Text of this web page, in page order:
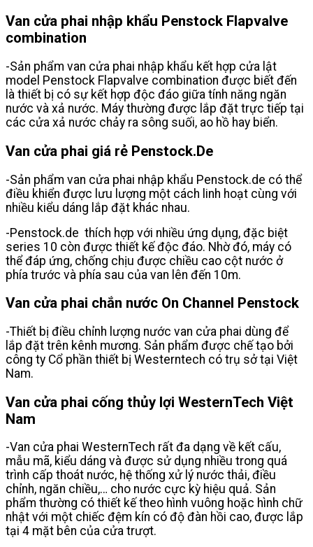
Van cửa phai nhập khẩu Penstock Flapvalve
combination
-Sản phẩm van cửa phai nhập khẩu kết hợp cửa lật
model Penstock Flapvalve combination được biết đến
là thiết bị có sự kết hợp độc đáo giữa tính năng ngăn
nước và xả nước. Máy thường được lắp đặt trực tiếp tại
các cửa xả nước chảy ra sông suối, ao hồ hay biển.
Van cửa phai giá rẻ Penstock.De
-Sản phẩm van cửa phai nhập khẩu Penstock.de có thể
điều khiển được lưu lượng một cách linh hoạt cùng với
nhiều kiểu dáng lắp đặt khác nhau.
-Penstock.de thích hợp với nhiều ứng dụng, đặc biệt
series 10 còn được thiết kế độc đáo. Nhờ đó, máy có
thể đáp ứng, chống chịu được chiều cao cột nước ở
phía trước và phía sau của van lên đến 10m.
Van cửa phai chắn nước On Channel Penstock
-Thiết bị điều chỉnh lượng nước van cửa phai dùng để
lắp đặt trên kênh mương. Sản phẩm được chế tạo bởi
công ty Cổ phần thiết bị Westerntech có trụ sở tại Việt
Nam.
Van cửa phai cống thủy lợi WesternTech Việt
Nam
-Van cửa phai WesternTech rất đa dạng về kết cấu,
mẫu mã, kiểu dáng và được sử dụng nhiều trong quá
trình cấp thoát nước, hệ thống xử lý nước thải, điều
chỉnh, ngăn chiều,… cho nước cực kỳ hiệu quả. Sản
phẩm thường có thiết kế theo hình vuông hoặc hình chữ
nhật với một chiếc đệm kín có độ đàn hồi cao, được lắp
tại 4 mặt bên của cửa trượt.